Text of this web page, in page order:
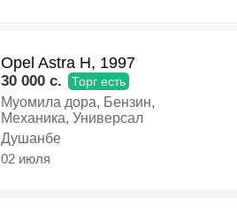
Opel Astra H, 1997
30 000 c. Торг есть
Муомила дора, Бензин,
Механика, Универсал
Душанбе
02 июля